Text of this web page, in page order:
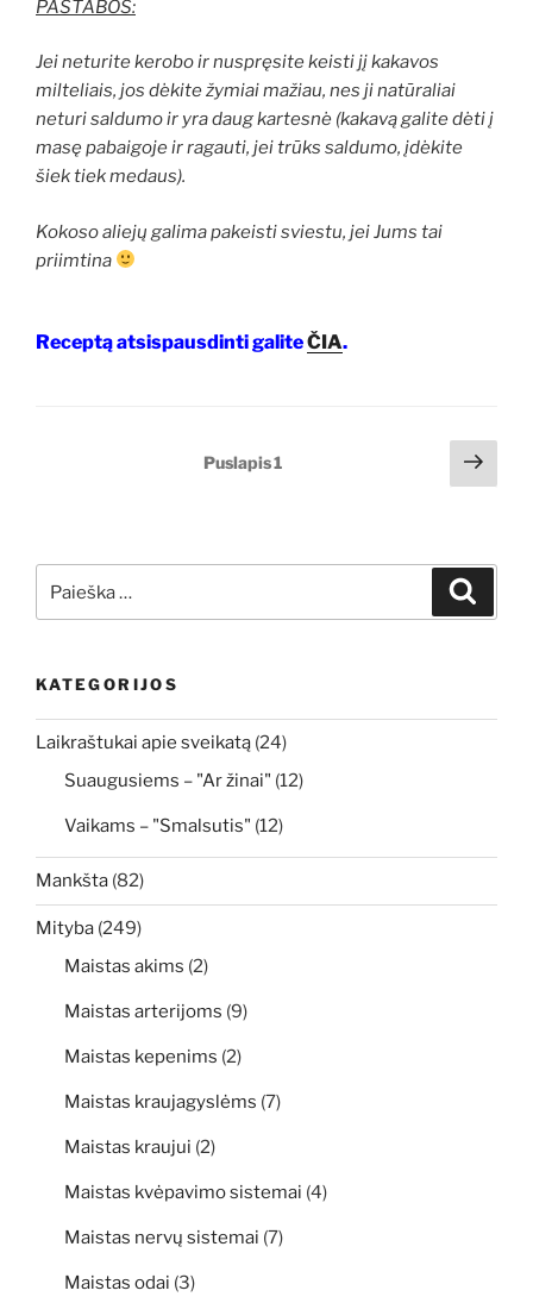
PASTABOS:
Jei neturite kerobo ir nuspręsite keisti jį kakavos
milteliais, jos dėkite žymiai mažiau, nes ji natūraliai
neturi saldumo ir yra daug kartesnė (kakavą galite dėti į
masę pabaigoje ir ragauti, jei trūks saldumo, įdėkite
šiek tiek medaus).
Kokoso aliejų galima pakeisti sviestu, jei Jums tai
priimtina
Receptą atsispausdinti galiteČIA.
Puslapis1
KATEGORIJOS
Laikraštukai apie sveikatą (24)
Suaugusiems – "Ar žinai" (12)
Vaikams – "Smalsutis" (12)
Mankšta (82)
Mityba (249)
Maistas akims (2)
Maistas arterijoms (9)
Maistas kepenims (2)
Maistas kraujagyslėms (7)
Maistas kraujui (2)
Maistas kvėpavimo sistemai (4)
Maistas nervų sistemai (7)
Maistas odai (3)